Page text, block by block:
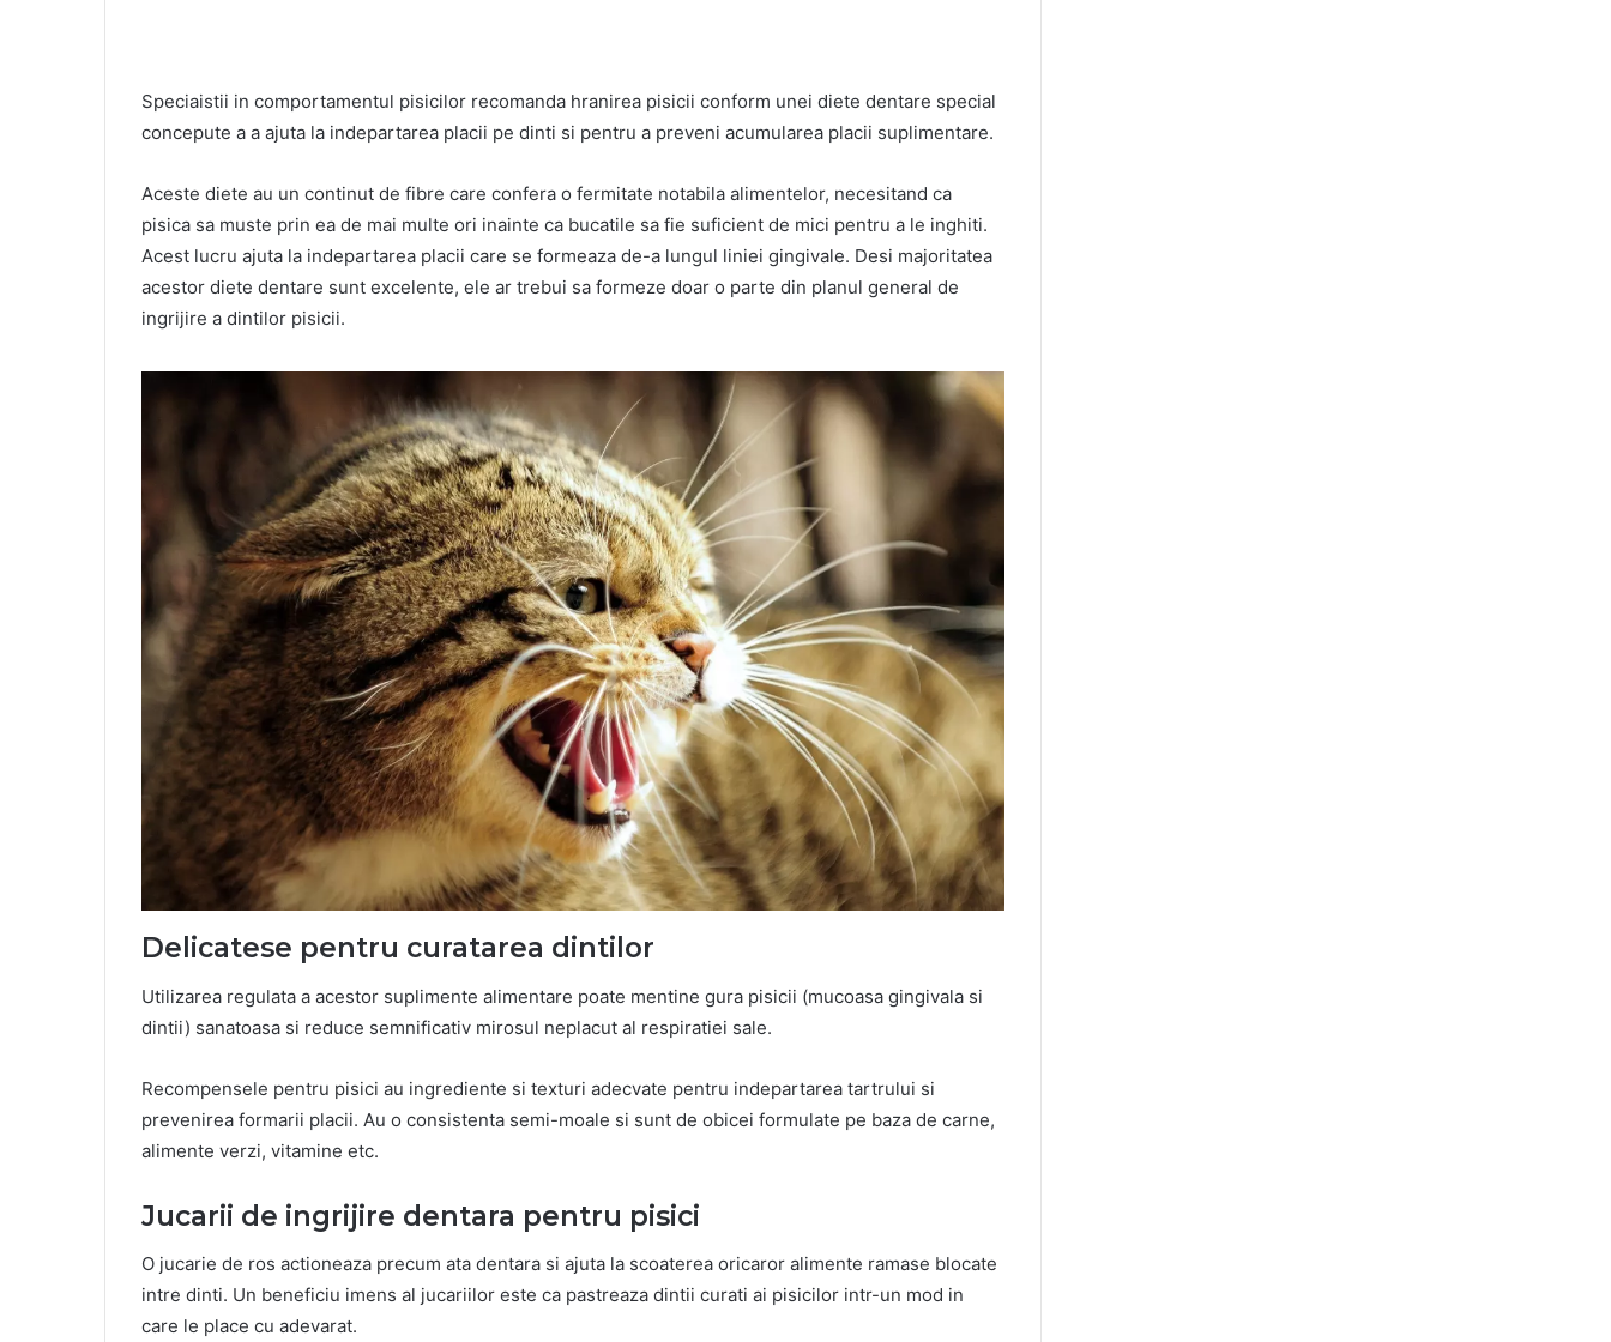
Speciaistii in comportamentul pisicilor recomanda hranirea pisicii conform unei diete dentare special
concepute a a ajuta la indepartarea placii pe dinti si pentru a preveni acumularea placii suplimentare.
Aceste diete au un continut de fibre care confera o fermitate notabila alimentelor, necesitand ca
pisica sa muste prin ea de mai multe ori inainte ca bucatile sa fie suficient de mici pentru a le inghiti.
Acest lucru ajuta la indepartarea placii care se formeaza de-a lungul liniei gingivale. Desi majoritatea
acestor diete dentare sunt excelente, ele ar trebui sa formeze doar o parte din planul general de
ingrijire a dintilor pisicii.
Delicatese pentru curatarea dintilor
Utilizarea regulata a acestor suplimente alimentare poate mentine gura pisicii (mucoasa gingivala si
dintii) sanatoasa si reduce semnificativ mirosul neplacut al respiratiei sale.
Recompensele pentru pisici au ingrediente si texturi adecvate pentru indepartarea tartrului si
prevenirea formarii placii. Au o consistenta semi-moale si sunt de obicei formulate pe baza de carne,
alimente verzi, vitamine etc.
Jucarii de ingrijire dentara pentru pisici
O jucarie de ros actioneaza precum ata dentara si ajuta la scoaterea oricaror alimente ramase blocate
intre dinti. Un beneficiu imens al jucariilor este ca pastreaza dintii curati ai pisicilor intr-un mod in
care le place cu adevarat.